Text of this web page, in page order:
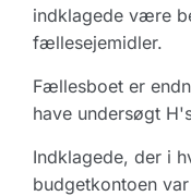
indklagede være
fællesejemidler.
Fællesboet er
have undersøgt
Indklagede, der i
budgetkontoen